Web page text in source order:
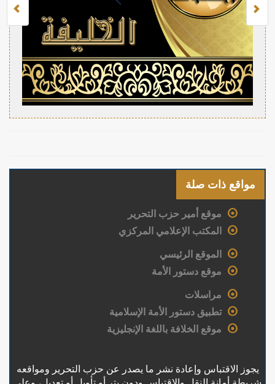
مواقع ذات صلة
موقع أمير حزب التحرير
المكتب الإعلامي المركزي
الموقع الرئيسي
موقع دستور الأمة
مراسلات
تطبيق دستور الأمة الإسلامية
موقع الخلافة باللغة الإنجليزية
يجوز الاقتباس وإعادة نشر ما يصدر عن حزب التحرير ومواقعه